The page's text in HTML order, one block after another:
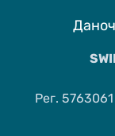
Рег.